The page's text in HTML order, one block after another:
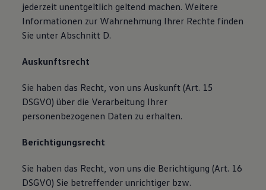
jederzeit unentgeltlich geltend machen. Weitere
Informationen zur Wahrnehmung Ihrer Rechte finden
Sie unter Abschnitt D.
Auskunftsrecht
Sie haben das Recht, von uns Auskunft (Art. 15
DSGVO) über die Verarbeitung Ihrer
personenbezogenen Daten zu erhalten.
Berichtigungsrecht
Sie haben das Recht, von uns die Berichtigung (Art. 16
DSGVO) Sie betreffender unrichtiger bzw.